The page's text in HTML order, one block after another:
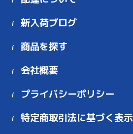
新入荷ブログ
商品を探す
会社概要
プライバシーポリシー
特定商取引法に基づく表示